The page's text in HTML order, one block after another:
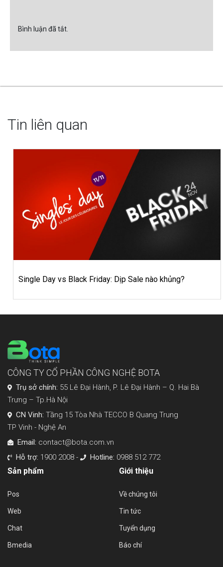
Bình luận đã tắt.
Tin liên quan
Single Day vs Black Friday: Dịp Sale nào khủng?
CÔNG TY CỔ PHẦN CÔNG NGHỆ BOTA
Trụ sở chính: 55 Lê Đại Hành, P. Lê Đại Hành – Q. Hai Bà
Trưng – Tp.Hà Nội
CN Vinh: Tầng 15 Tòa Nhà TECCO B Quang Trung
TP Vinh - Nghệ An
Email: contact@bota.com.vn
Hỗ trợ: 1900 2008 - Hotline: 0988 512 772
Sản phẩm
Pos
Web
Chat
Bmedia
Giới thiệu
Về chúng tôi
Tin tức
Tuyển dụng
Báo chí